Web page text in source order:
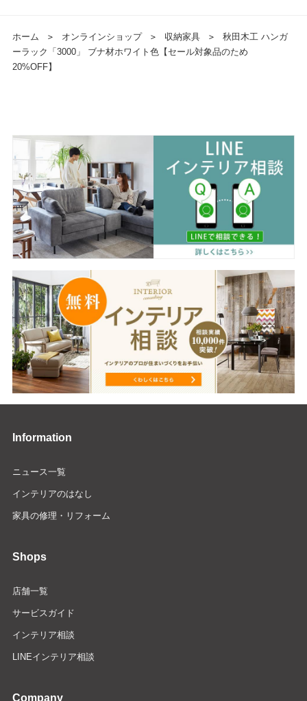
ホーム ＞ オンラインショップ ＞ 収納家具 ＞
秋田木工 ハンガ
ーラック「3000」 ブナ材ホワイト色【セール対象品のため
20%OFF】
Information
ニュース一覧
インテリアのはなし
家具の修理・リフォーム
Shops
店舗一覧
サービスガイド
インテリア相談
LINEインテリア相談
Company